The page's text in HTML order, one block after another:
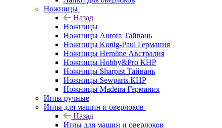
Ножницы
Назад
Ножницы
Ножницы Aurora Тайвань
Ножницы Konig-Paul Германия
Ножницы Hemline Австралия
Ножницы Hobby&Pro КНР
Ножницы Sharpist Тайвань
Ножницы Sewparts КНР
Ножницы Madeira Германия
Иглы ручные
Иглы для машин и оверлоков
Назад
Иглы для машин и оверлоков